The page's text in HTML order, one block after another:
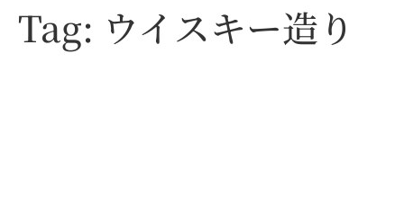
Tag: ウイスキー造り